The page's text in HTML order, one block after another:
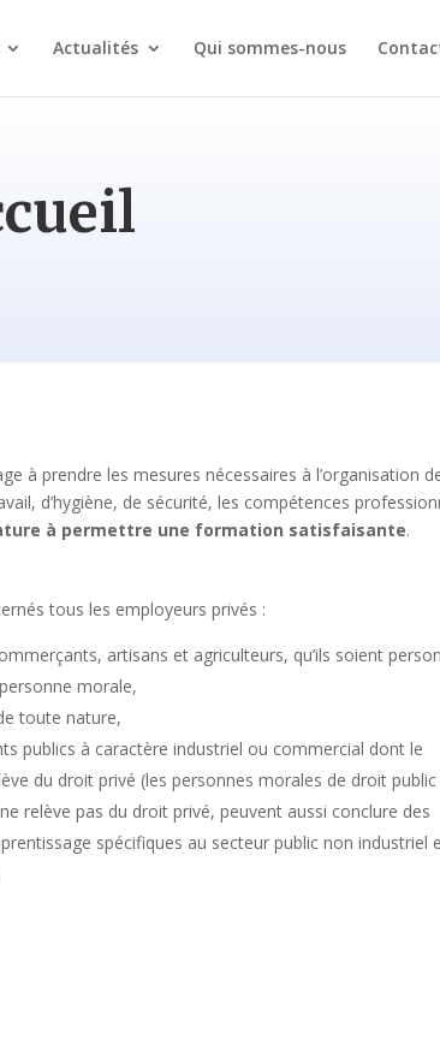
Actualités Qui sommes-nous
à prendre les mesures nécessaires à l’organisation
d’hygiène, de sécurité, les compétences
à permettre une formation satisfaisante.
tous les employeurs privés :
artisans et agriculteurs, qu’ils soient
morale,
toute nature,
publics à caractère industriel ou commercial dont le
du droit privé (les personnes morales de droit
relève pas du droit privé, peuvent aussi conclure des
spécifiques au secteur public non industriel